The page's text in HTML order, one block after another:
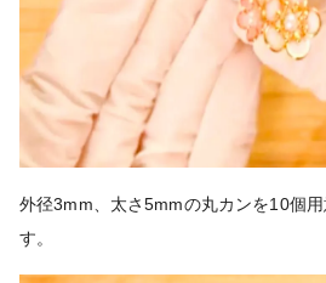
外径3mm、太さ5mmの丸カンを10個
す。